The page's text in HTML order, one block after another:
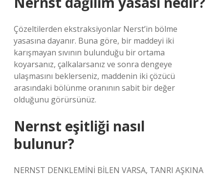
Çözeltilerden ekstraksiyonlar Nerst’in bölme
yasasına dayanır. Buna göre, bir maddeyi iki
karışmayan sıvının bulunduğu bir ortama
koyarsanız, çalkalarsanız ve sonra dengeye
ulaşmasını beklerseniz, maddenin iki çözücü
arasındaki bölünme oranının sabit bir değer
olduğunu görürsünüz.
Nernst eşitliği nasıl
bulunur?
NERNST DENKLEMİNİ BİLEN VARSA, TANRI AŞKINA